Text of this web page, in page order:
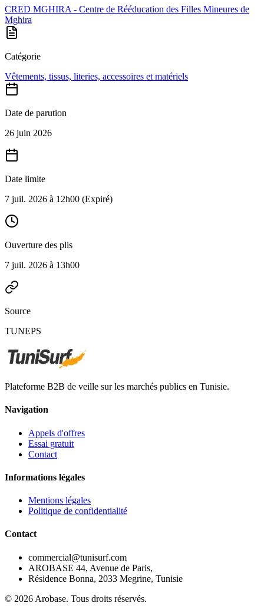
CRED MGHIRA - Centre de Rééducation des Filles Mineures de
Mghira
Catégorie
Vêtements, tissus, literies, accessoires et matériels
Date de parution
26 juin 2026
Date limite
7 juil. 2026 à 12h00 (Expiré)
Ouverture des plis
7 juil. 2026 à 13h00
Source
TUNEPS
Plateforme B2B de veille sur les marchés publics en Tunisie.
Navigation
Appels d'offres
Essai gratuit
Contact
Informations légales
Mentions légales
Politique de confidentialité
Contact
commercial@tunisurf.com
AROBASE 44, Avenue de Paris,
Résidence Bonna, 2033 Megrine, Tunisie
© 2026 Arobase. Tous droits réservés.